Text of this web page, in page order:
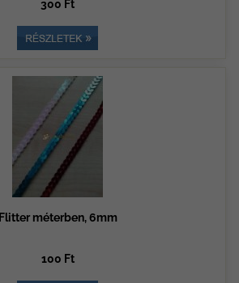
300 Ft
Flitter méterben, 6mm
100 Ft